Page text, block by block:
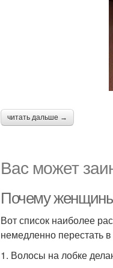
читать дальше →
Вас может
Почему женщины
Вот список наиболее
немедленно перестать
1. Волосы на лобке